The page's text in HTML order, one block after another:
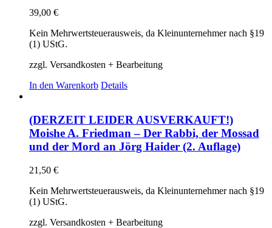
39,00 €
Kein Mehrwertsteuerausweis, da Kleinunternehmer nach §19
(1) UStG.
zzgl. Versandkosten + Bearbeitung
In den Warenkorb Details
(DERZEIT LEIDER AUSVERKAUFT!)
Moishe A. Friedman – Der Rabbi, der Mossad
und der Mord an Jörg Haider (2. Auflage)
21,50 €
Kein Mehrwertsteuerausweis, da Kleinunternehmer nach §19
(1) UStG.
zzgl. Versandkosten + Bearbeitung